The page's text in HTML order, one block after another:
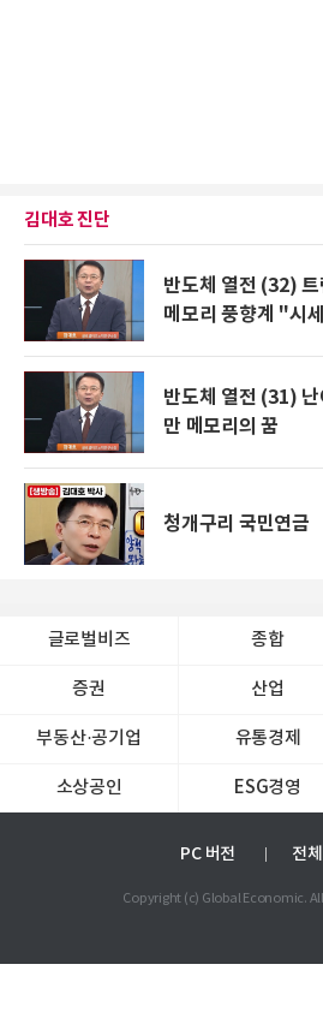
김대호 진단
반도체 열전 (32)
메모리 풍향계 "시
반도체 열전 (31)
만 메모리의 꿈
청개구리 국민연금
글로벌비즈 종합
증권 산업
부동산·공기업 유통경제
소상공인 ESG경영
PC 버전 전
Copyright (c) Global Economic.